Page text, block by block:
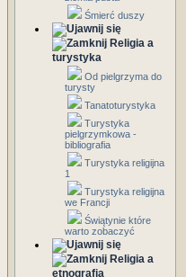
Śmierć duszy
Religia a
turystyka
Od pielgrzyma do
turysty
Tanatoturystyka
Turystyka
pielgrzymkowa -
bibliografia
Turystyka religijna
1
Turystyka religijna
we Francji
Świątynie które
warto zobaczyć
Religia a
etnografia